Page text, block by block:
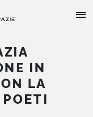
IN
LA